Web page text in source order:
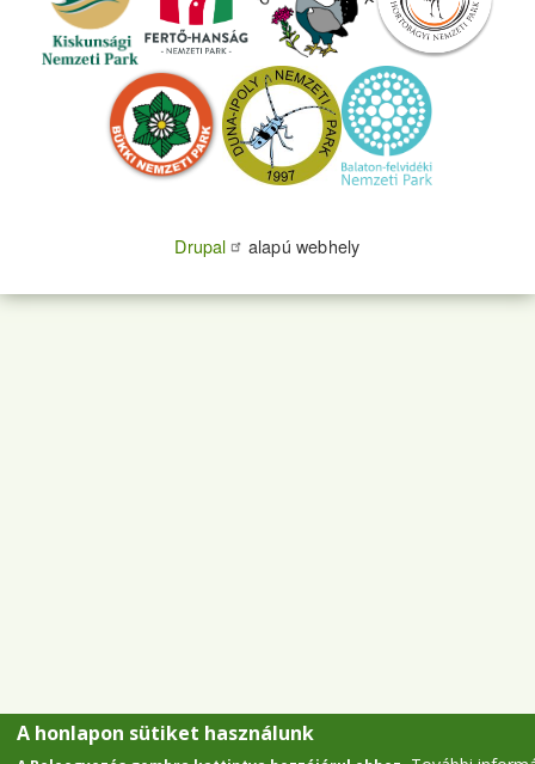
Drupal alapú webhely
A honlapon sütiket használunk